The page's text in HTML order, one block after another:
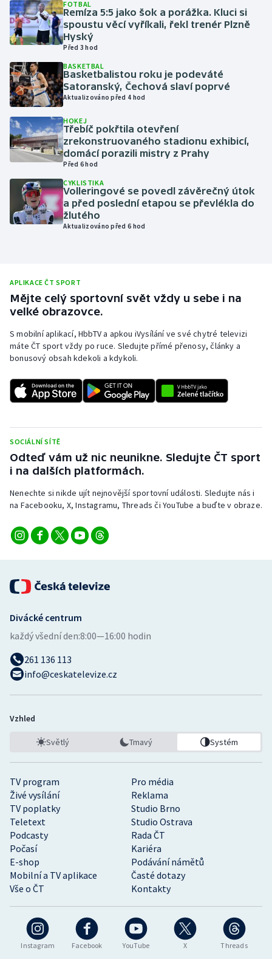
Krasobruslení
Lezení
Lyže a snowboard
Moderní pětiboj
Motorsport
Olympijské hry
Parasport
Plavání
Ragby
Rychlobruslení
Rychlostní kanoistika
Short track
Sportovní střelba
Triatlon
Vodní slalom
Volejbal
FOTBAL
Remíza 5:5 jako šok a porážka. Kluci si
spoustu věcí vyříkali, řekl trenér Plzně
Hyský
Před 3 hod
BASKETBAL
Basketbalistou roku je podeváté
Satoranský, Čechová slaví poprvé
Aktualizováno před 4 hod
HOKEJ
Třebíč pokřtila otevření
zrekonstruovaného stadionu exhibicí,
domácí porazili mistry z Prahy
Před 6 hod
CYKLISTIKA
Volleringové se povedl závěrečný útok
a před poslední etapou se převlékla do
žlutého
Aktualizováno před 6 hod
APLIKACE ČT SPORT
Mějte celý sportovní svět vždy u sebe i na
velké obrazovce.
S mobilní aplikací, HbbTV a apkou iVysílání ve své chytré televizi
máte ČT sport vždy po ruce. Sledujte přímé přenosy, články a
bonusový obsah kdekoli a kdykoli.
SOCIÁLNÍ SÍTĚ
Odteď vám už nic neunikne. Sledujte ČT sport
i na dalších platformách.
Nenechte si nikde ujít nejnovější sportovní události. Sledujte nás i
na Facebooku, X, Instagramu, Threads či YouTube a buďte v obraze.
Instagram Facebook YouTube X Threads
TV program
Pro média
Živé vysílání
Reklama
TV poplatky
Studio Brno
Teletext
Studio Ostrava
Podcasty
Rada ČT
Počasí
Kariéra
E-shop
Podávání námětů
Mobilní a TV aplikace
Časté dotazy
Vše o ČT
Kontakty
Divácké centrum
každý všední den:8:00—16:00 hodin
261 136 113
info@ceskatelevize.cz
Vzhled
Světlý Tmavý Systém